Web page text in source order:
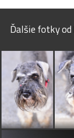
Ďalšie fotky od